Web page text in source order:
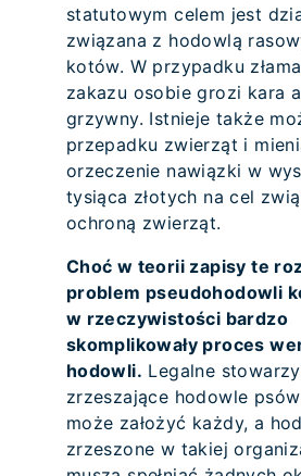
statutowym celem jest
związana z hodowlą
kotów. W przypadku
zakazu osobie grozi kara
grzywny. Istnieje także
przepadku zwierząt i
orzeczenie nawiązki w
tysiąca złotych na cel
ochroną zwierząt.
Choć w teorii zapisy te
problem pseudohodowli
w rzeczywistości bardzo
skomplikowały proces
hodowli. Legalne
zrzeszające hodowle
może założyć każdy, a
zrzeszone w takiej